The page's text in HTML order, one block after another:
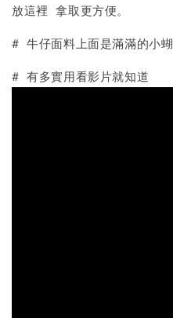
放這裡 拿取更方便。
# 牛仔面料上面是滿滿的小
# 有多實用看影片就知道